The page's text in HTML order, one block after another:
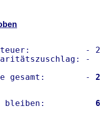
-
-
gesamt:        -
bleiben: